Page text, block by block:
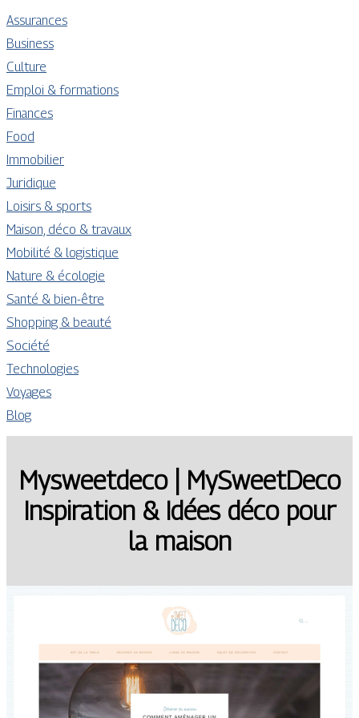
Assurances
Business
Culture
Emploi & formations
Finances
Food
Immobilier
Juridique
Loisirs & sports
Maison, déco & travaux
Mobilité & logistique
Nature & écologie
Santé & bien-être
Shopping & beauté
Société
Technologies
Voyages
Blog
Mysweetdeco | MySweetDeco
Inspiration & Idées déco pour
la maison